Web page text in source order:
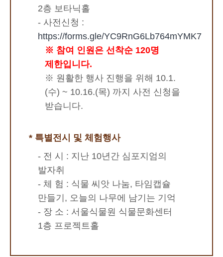
2층 보타닉홀
- 사전신청 :
https://forms.gle/YC9RnG6Lb764mYMK7
※ 참여 인원은 선착순 120명
제한입니다.
※ 원활한 행사 진행을 위해 10.1.
(수) ~ 10.16.(목) 까지 사전 신청을
받습니다.
* 특별전시 및 체험행사
- 전 시 : 지난 10년간 심포지엄의
발자취
- 체 험 : 식물 씨앗 나눔, 타임캡슐
만들기, 오늘의 나무에 남기는 기억
- 장 소 : 서울식물원 식물문화센터
1층 프로젝트홀